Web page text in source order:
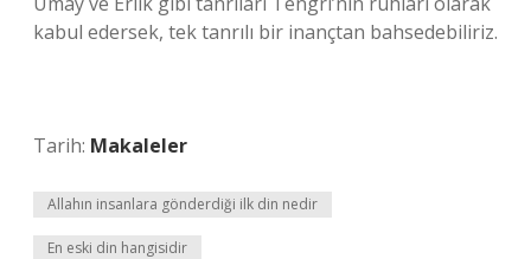
kabul edersek, tek tanrılı bir inançtan bahsedebiliriz.
Tarih: Makaleler
Allahın insanlara gönderdiği ilk din nedir
En eski din hangisidir